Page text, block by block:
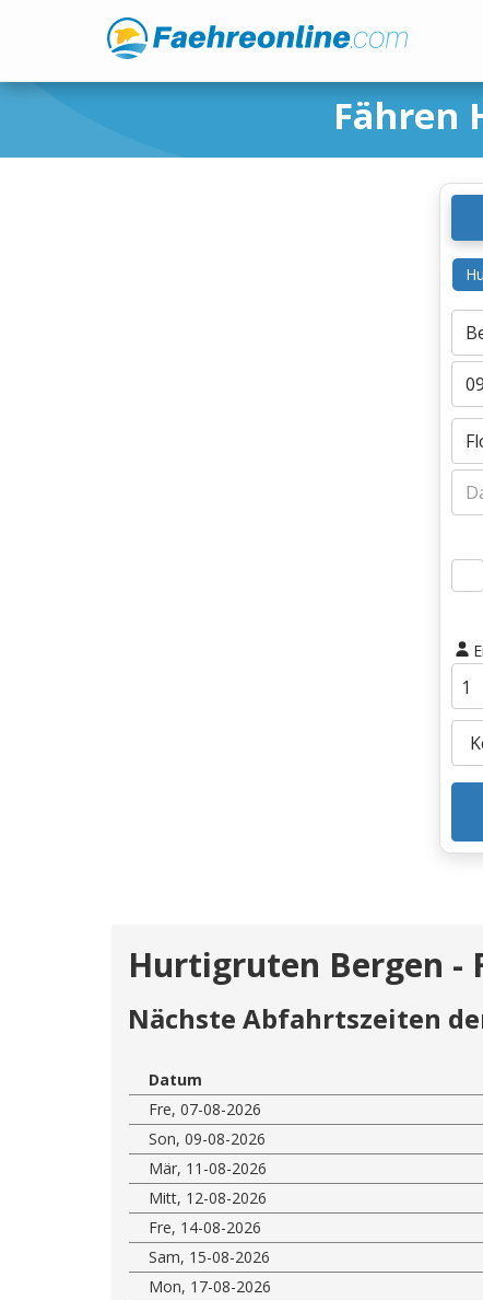
Fähren
Hurtigruten Bergen -
Nächste Abfahrtszeiten
Datum
Fre, 07-08-2026
Son, 09-08-2026
Mär, 11-08-2026
Mitt, 12-08-2026
Fre, 14-08-2026
Sam, 15-08-2026
Mon, 17-08-2026